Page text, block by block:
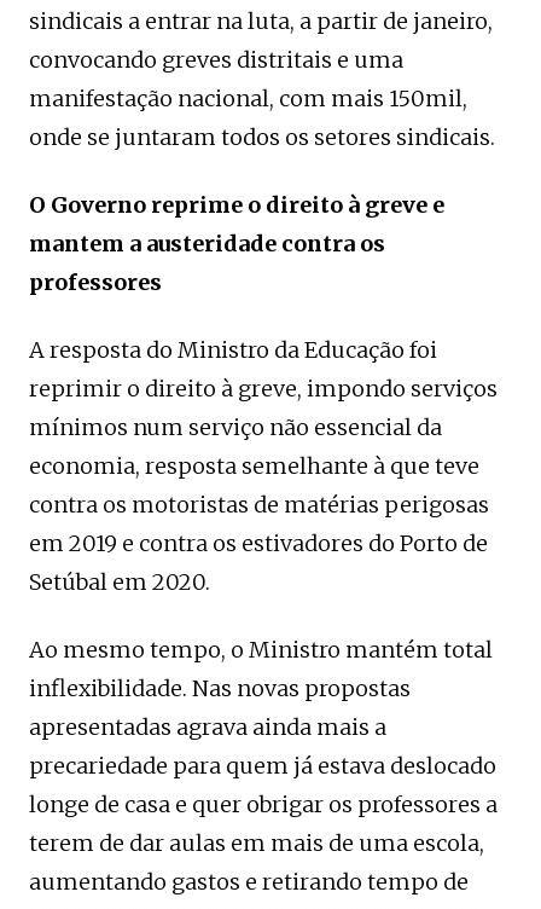
sindicais a entrar na luta, a partir de janeiro,
convocando greves distritais e uma
manifestação nacional, com mais 150mil,
onde se juntaram todos os setores sindicais.
O Governo reprime o direito à greve e
mantem a austeridade contra os
professores
A resposta do Ministro da Educação foi
reprimir o direito à greve, impondo serviços
mínimos num serviço não essencial da
economia, resposta semelhante à que teve
contra os motoristas de matérias perigosas
em 2019 e contra os estivadores do Porto de
Setúbal em 2020.
Ao mesmo tempo, o Ministro mantém total
inflexibilidade. Nas novas propostas
apresentadas agrava ainda mais a
precariedade para quem já estava deslocado
longe de casa e quer obrigar os professores a
terem de dar aulas em mais de uma escola,
aumentando gastos e retirando tempo de